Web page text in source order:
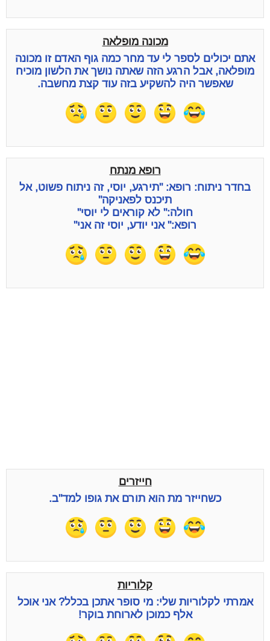
מכונה מופלאה
אתם יכולים לספר לי עד מחר כמה גוף האדם זו מכונה
מופלאה, אבל הרגע הזה שאתה נושך את הלשון מוכיח
שאפשר היה להשקיע בזה עוד קצת מחשבה.
רופא מנתח
בחדר ניתוח: רופא: "תירגע, יוסי, זה ניתוח פשוט, אל
תיכנס לפאניקה"
חולה:" לא קוראים לי יוסי"
רופא:" אני יודע, יוסי זה אני"
חייזרים
כשחייזר מת הוא תורם את גופו למד"ב.
קלוריות
אמרתי לקלוריות שלי: מי סופר אתכן בכלל? אני אוכל
אלף כמוכן לארוחת בוקר!